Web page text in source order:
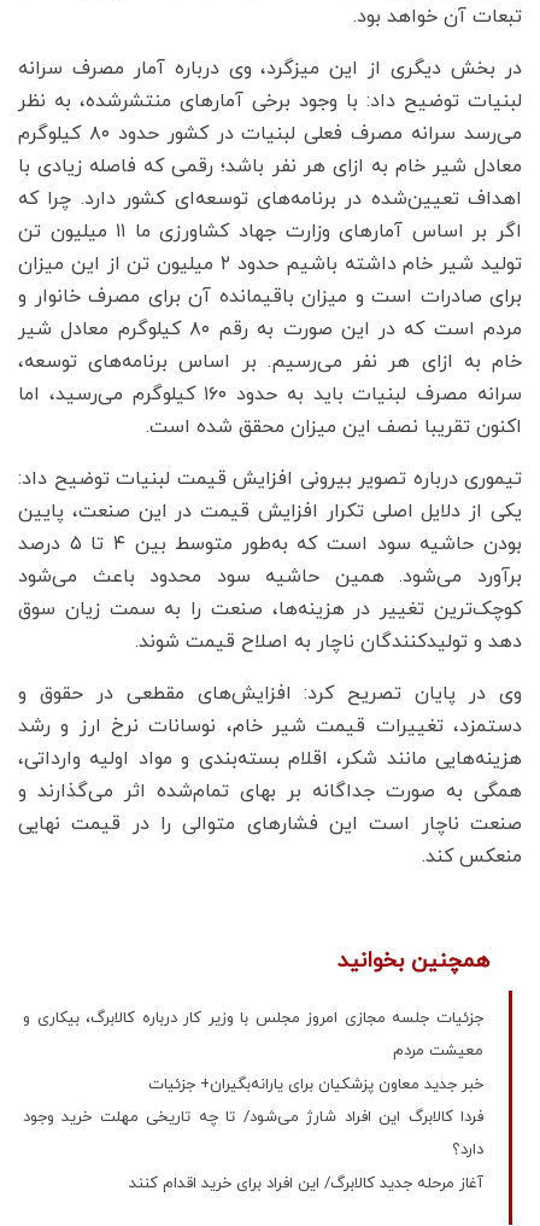
تبعات آن خواهد بود.
در بخش دیگری از این میزگرد، وی درباره آمار مصرف سرانه
لبنیات توضیح داد: با وجود برخی آمارهای منتشرشده، به نظر
می‌رسد سرانه مصرف فعلی لبنیات در کشور حدود ۸۰ کیلوگرم
معادل شیر خام به ازای هر نفر باشد؛ رقمی که فاصله زیادی با
اهداف تعیین‌شده در برنامه‌های توسعه‌ای کشور دارد. چرا که
اگر بر اساس آمارهای وزارت جهاد کشاورزی ما ۱۱ میلیون تن
تولید شیر خام داشته باشیم حدود ۲ میلیون تن از این میزان
برای صادرات است و میزان باقیمانده آن برای مصرف خانوار و
مردم است که در این صورت به رقم ۸۰ کیلوگرم معادل شیر
خام به ازای هر نفر می‌رسیم. بر اساس برنامه‌های توسعه،
سرانه مصرف لبنیات باید به حدود ۱۶۰ کیلوگرم می‌رسید، اما
اکنون تقریبا نصف این میزان محقق شده است.
تیموری درباره تصویر بیرونی افزایش قیمت لبنیات توضیح داد:
یکی از دلایل اصلی تکرار افزایش قیمت در این صنعت، پایین
بودن حاشیه سود است که به‌طور متوسط بین ۴ تا ۵ درصد
برآورد می‌شود. همین حاشیه سود محدود باعث می‌شود
کوچک‌ترین تغییر در هزینه‌ها، صنعت را به سمت زیان سوق
دهد و تولیدکنندگان ناچار به اصلاح قیمت شوند.
وی در پایان تصریح کرد: افزایش‌های مقطعی در حقوق و
دستمزد، تغییرات قیمت شیر خام، نوسانات نرخ ارز و رشد
هزینه‌هایی مانند شکر، اقلام بسته‌بندی و مواد اولیه وارداتی،
همگی به صورت جداگانه بر بهای تمام‌شده اثر می‌گذارند و
صنعت ناچار است این فشارهای متوالی را در قیمت نهایی
منعکس کند.
همچنین بخوانید
جزئیات جلسه مجازی امروز مجلس با وزیر کار درباره کالابرگ، بیکاری و
معیشت مردم
خبر جدید معاون پزشکیان برای یارانه‌بگیران+ جزئیات
فردا کالابرگ این افراد شارژ می‌شود/ تا چه تاریخی مهلت خرید وجود
دارد؟
آغاز مرحله جدید کالابرگ/ این افراد برای خرید اقدام کنند